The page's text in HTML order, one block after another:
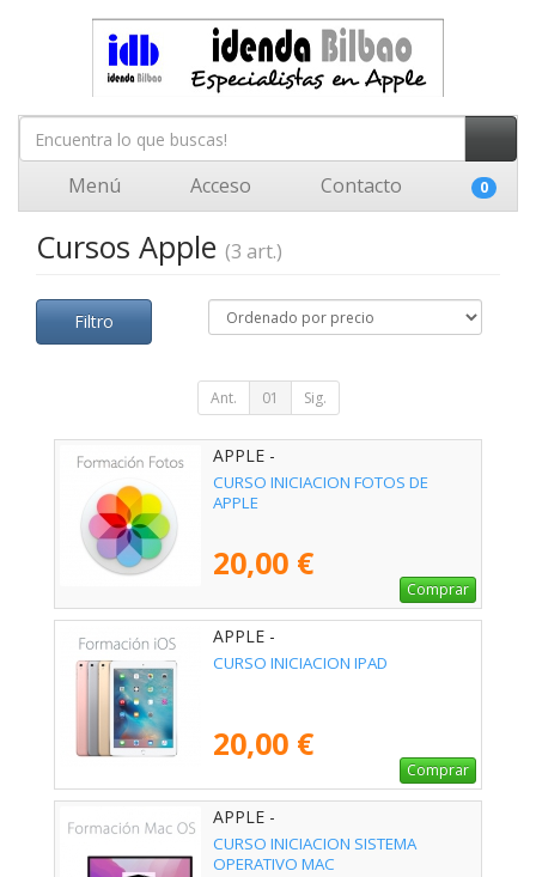
Menú Acceso Contacto 0
Cursos Apple (3 art.)
Filtro
Ant. 01 Sig.
APPLE -
CURSO INICIACION FOTOS DE
APPLE
20,00 €
Comprar
APPLE -
CURSO INICIACION IPAD
20,00 €
Comprar
APPLE -
CURSO INICIACION SISTEMA
OPERATIVO MAC